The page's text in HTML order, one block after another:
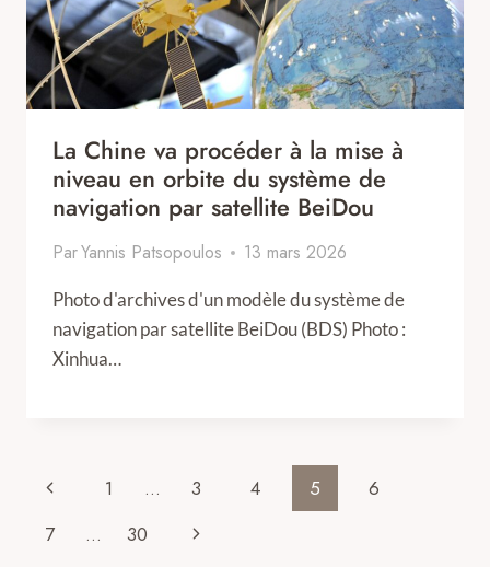
La Chine va procéder à la mise à
niveau en orbite du système de
navigation par satellite BeiDou
ParYannis Patsopoulos 13 mars 2026
Photo d'archives d'un modèle du système de
navigation par satellite BeiDou (BDS) Photo :
Xinhua…
Page
navigation
Previous
Page
1 … 3 4 5
6
7
… 30
Next